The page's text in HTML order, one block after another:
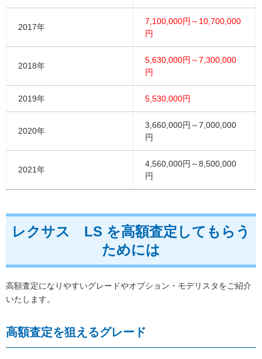
2017年
7,100,000円～10,700,000
円
2018年
5,630,000円～7,300,000
円
2019年 5,530,000円
2020年
3,660,000円～7,000,000
円
2021年
4,560,000円～8,500,000
円
レクサス LS を高額査定してもらう
ためには
高額査定になりやすいグレードやオプション・モデリスタをご紹介
いたします。
高額査定を狙えるグレード